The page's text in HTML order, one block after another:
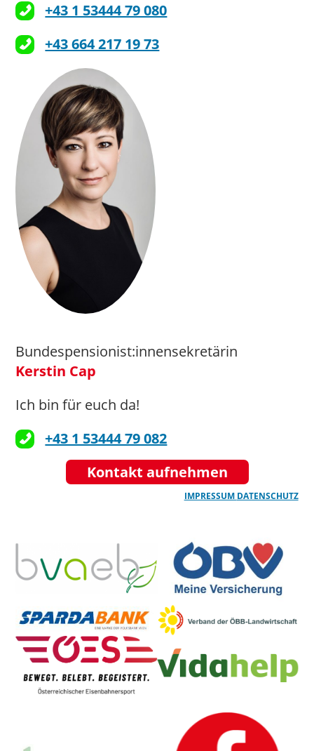
+43 1 53444 79 080
+43 664 217 19 73
Bundespensionist:innensekretärin
Kerstin Cap
Ich bin für euch da!
+43 1 53444 79 082
Kontakt aufnehmen
IMPRESSUM DATENSCHUTZ